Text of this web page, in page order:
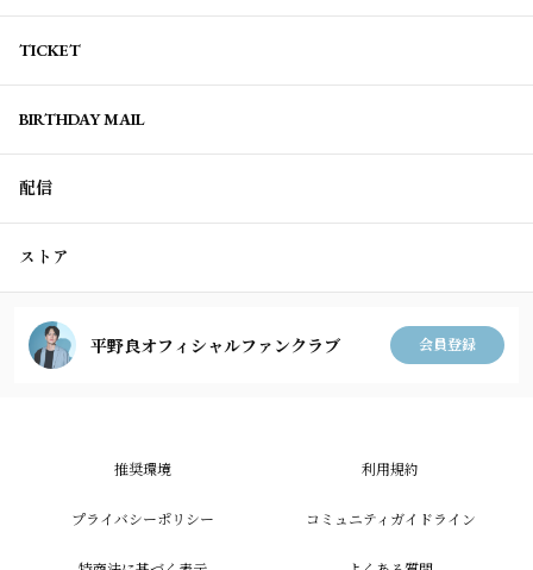
TICKET
BIRTHDAY MAIL
配信
ストア
平野良オフィシャルファンクラブ 会員登録
推奨環境 利用規約
プライバシーポリシー コミュニティガイドライン